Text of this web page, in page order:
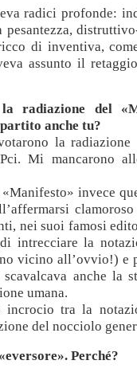
radici profonde:
di inventiva,
assunto il
radiazione del
anche tu?
la radiazione
Mi mancarono
invece
nei suoi famosi
intrecciare la
vicino all’ovvio!) e
scavalcava anche la
umana.
incrocio tra la
del nocciolo
Perché?